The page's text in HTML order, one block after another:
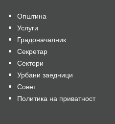
Општина
Услуги
Градоначалник
Секретар
Сектори
Урбани заедници
Совет
Политика на приватност